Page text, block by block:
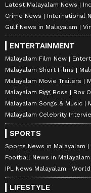
Latest Malayalam News
Crime News
International
Gulf News in Malayalam
ENTERTAINMENT
Malayalam Film New
Malayalam Short Films
Malayalam Movie Trailers
Malayalam Bigg Boss
Box
Malayalam Songs & Music
Malayalam Celebrity
SPORTS
Sports News in Malayalam
Football News in Malayalam
IPL News Malayalam
World
LIFESTYLE